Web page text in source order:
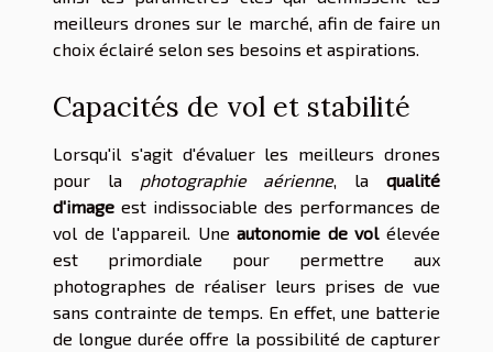
meilleurs drones sur le marché, afin de faire un
choix éclairé selon ses besoins et aspirations.
Capacités de vol et stabilité
Lorsqu'il s'agit d'évaluer les meilleurs drones
pour la photographie aérienne, laqualité
d'image est indissociable des performances de
vol de l'appareil. Uneautonomie de vol élevée
est primordiale pour permettre aux
photographes de réaliser leurs prises de vue
sans contrainte de temps. En effet, une batterie
de longue durée offre la possibilité de capturer